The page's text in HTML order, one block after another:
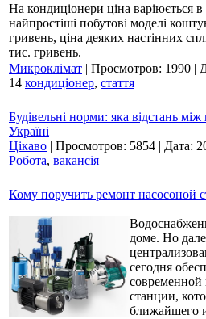
На кондиціонери ціна варіюється
найпростіші побутові моделі
гривень, ціна деяких настінних
тис. гривень.
Микроклімат | Просмотров: 1990 |
14 кондиціонер, стаття
Будівельні норми: яка відстань
Україні
Цікаво | Просмотров: 5854 | Дата:
Робота, вакансія
Кому поручить ремонт насосоной
доме. Но
сегодня
станции,
ближайшего